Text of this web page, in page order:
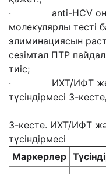
· anti-HCV оң
молекулярлы тесті
элиминациясын
сезімтал ПТР
тиіс;
· ИХТ/ИФТ және
түсіндірмесі 3-
3-кесте. ИХТ/ИФТ
түсіндірмесі
Маркерлер